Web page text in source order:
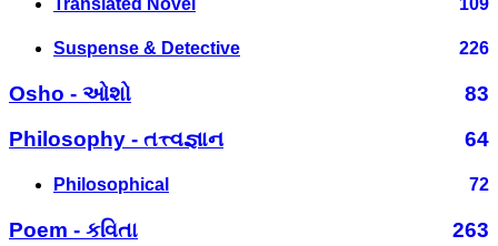
Translated Novel 109
Suspense & Detective 226
Osho - ઓશો
83
Philosophy - તત્ત્વજ્ઞાન
64
Philosophical 72
Poem - કવિતા
263